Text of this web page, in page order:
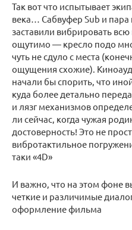
Так вот что испытывает
века… Сабвуфер Sub и пара
заставили вибрировать
ощутимо — кресло подо
чуть не сдуло с места
ощущения схожие).
начали бы спорить, что
куда более детально
и лязг механизмов
ли сейчас, когда чужая
достоверность! Это не
вибротактильное
таки «4D»
И важно, что на этом фоне
четкие и различимые
оформление фильма